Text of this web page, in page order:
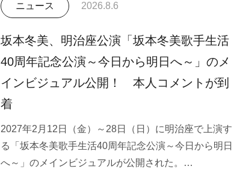
ニュース 2026.8.6
坂本冬美、明治座公演「坂本冬美歌手生活
40周年記念公演～今日から明日へ～」のメ
インビジュアル公開！ 本人コメントが到
着
2027年2月12日（金）～28日（日）に明治座で上演す
る「坂本冬美歌手生活40周年記念公演～今日から明日
へ～」のメインビジュアルが公開された。…